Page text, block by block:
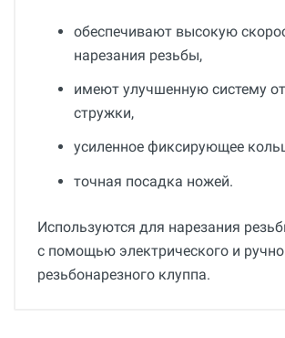
обеспечивают высокую
нарезания резьбы,
имеют улучшенную систему
стружки,
усиленное фиксирующее
точная посадка ножей.
Используются для нарезания
с помощью электрического и
резьбонарезного клуппа.